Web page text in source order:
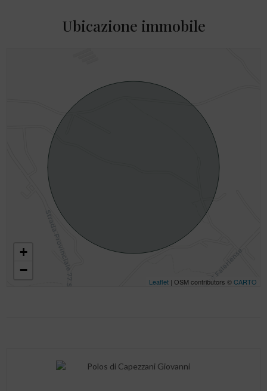
Ubicazione immobile
+
−
Leaflet| OSM contributors ©CARTO